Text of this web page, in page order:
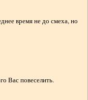
время не до смеха, но
Вас повеселить.